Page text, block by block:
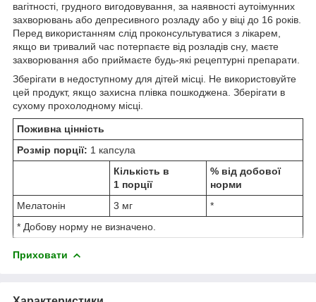
вагітності, грудного вигодовування, за наявності аутоімунних
захворювань або депресивного розладу або у віці до 16 років.
Перед використанням слід проконсультуватися з лікарем,
якщо ви тривалий час потерпаєте від розладів сну, маєте
захворювання або приймаєте будь-які рецептурні препарати.
Зберігати в недоступному для дітей місці. Не використовуйте
цей продукт, якщо захисна плівка пошкоджена. Зберігати в
сухому прохолодному місці.
Поживна цінність
Розмір порції: 1 капсула
Кількість в
1 порції
% від добової
норми
Мелатонін
3 мг
*
* Добову норму не визначено.
Приховати